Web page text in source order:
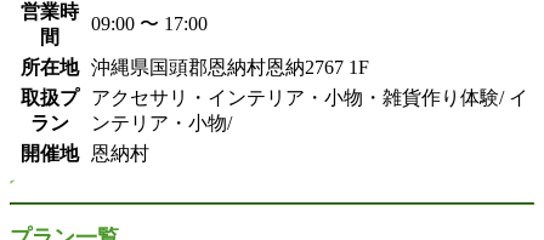
営業時
間
09:00 〜 17:00
所在地 沖縄県国頭郡恩納村恩納2767 1F
取扱プ
ラン
アクセサリ・インテリア・小物・雑貨作り体験/ イ
ンテリア・小物/
開催地
恩納村